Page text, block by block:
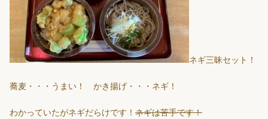
ネギ三昧セット！
蕎麦・・・うまい！ かき揚げ・・・ネギ！
わかっていたがネギだらけです！ ネギは苦手です！